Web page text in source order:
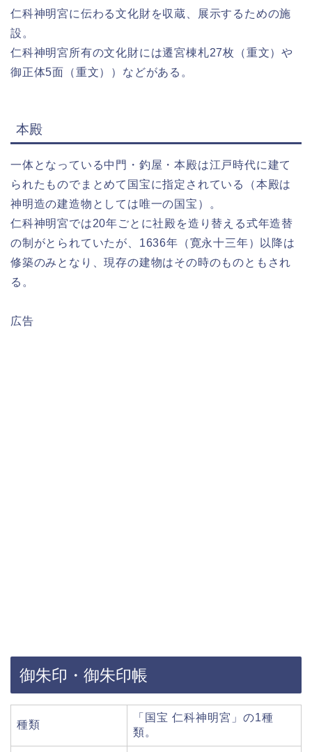
仁科神明宮に伝わる文化財を収蔵、展示するための施
設。
仁科神明宮所有の文化財には遷宮棟札27枚（重文）や
御正体5面（重文））などがある。
本殿
一体となっている中門・釣屋・本殿は江戸時代に建て
られたものでまとめて国宝に指定されている（本殿は
神明造の建造物としては唯一の国宝）。
仁科神明宮では20年ごとに社殿を造り替える式年造替
の制がとられていたが、1636年（寛永十三年）以降は
修築のみとなり、現存の建物はその時のものともされ
る。
広告
御朱印・御朱印帳
種類
「国宝 仁科神明宮」の1種
類。